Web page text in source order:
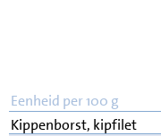
Eenheid per 100 g
Kippenborst, kipfilet